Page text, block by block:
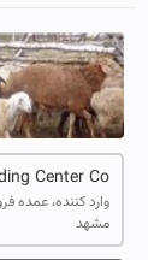
Center Co.
وارد کننده، عمده
مشهد